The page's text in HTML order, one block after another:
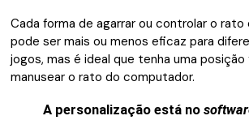
Cada forma de agarrar ou controlar o
pode ser mais ou menos eficaz para
jogos, mas é ideal que tenha uma posição
manusear o rato do computador.
A personalização está no